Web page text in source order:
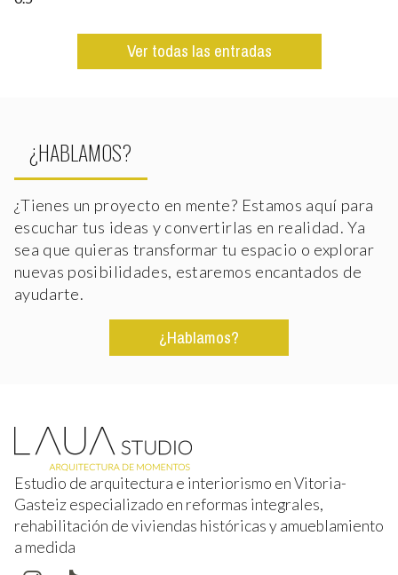
Ver todas las entradas
¿HABLAMOS?
¿Tienes un proyecto en mente? Estamos aquí para
escuchar tus ideas y convertirlas en realidad. Ya
sea que quieras transformar tu espacio o explorar
nuevas posibilidades, estaremos encantados de
ayudarte.
¿Hablamos?
Estudio de arquitectura e interiorismo en Vitoria-
Gasteiz especializado en reformas integrales,
rehabilitación de viviendas históricas y amueblamiento
a medida